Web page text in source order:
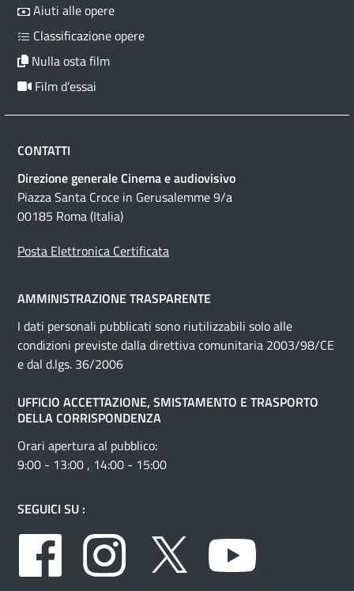
Aiuti alle opere
Classificazione opere
Nulla osta film
Film d’essai
CONTATTI
Direzione generale Cinema e audiovisivo
Piazza Santa Croce in Gerusalemme 9/a
00185 Roma (Italia)
Posta Elettronica Certificata
AMMINISTRAZIONE TRASPARENTE
I dati personali pubblicati sono riutilizzabili solo alle
condizioni previste dalla direttiva comunitaria 2003/98/CE
e dal d.lgs. 36/2006
UFFICIO ACCETTAZIONE, SMISTAMENTO E TRASPORTO
DELLA CORRISPONDENZA
Orari apertura al pubblico:
9:00 - 13:00 , 14:00 - 15:00
SEGUICI SU :
Facebook
Instagram Twitter